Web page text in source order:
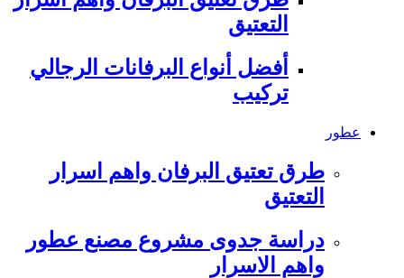
التعتيق
أفضل أنواع البرفانات الرجالي
تركيب
عطور
طرق تعتيق البرفان واهم اسرار
التعتيق
دراسة جدوى مشروع مصنع عطور
واهم الاسرار